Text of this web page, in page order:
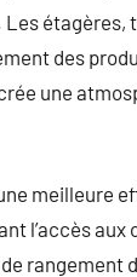
étagères,
des
une
meilleure
l’accès
rangement